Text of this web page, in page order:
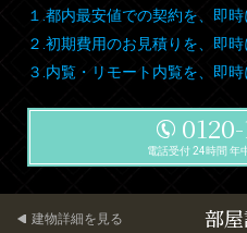
１.都内最安値での契約を、即時
２.初期費用のお見積りを、即時
３.内覧・リモート内覧を、即時
電話受付 24時間 年
部
建物詳細を見る